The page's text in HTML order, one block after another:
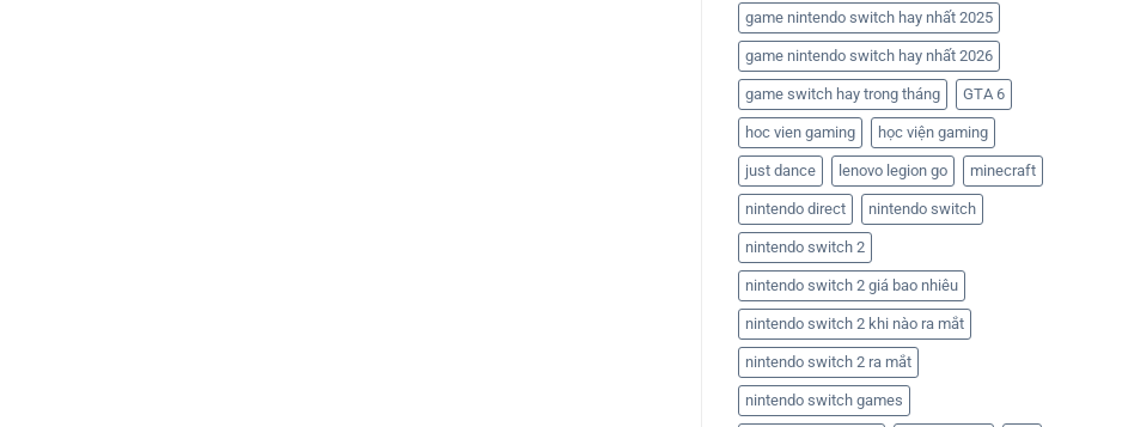
game nintendo switch hay nhất 2025
game nintendo switch hay nhất 2026
game switch hay trong tháng GTA 6
hoc vien gaming học viện gaming
just dance lenovo legion go minecraft
nintendo direct nintendo switch
nintendo switch 2
nintendo switch 2 giá bao nhiêu
nintendo switch 2 khi nào ra mắt
nintendo switch 2 ra mắt
nintendo switch games